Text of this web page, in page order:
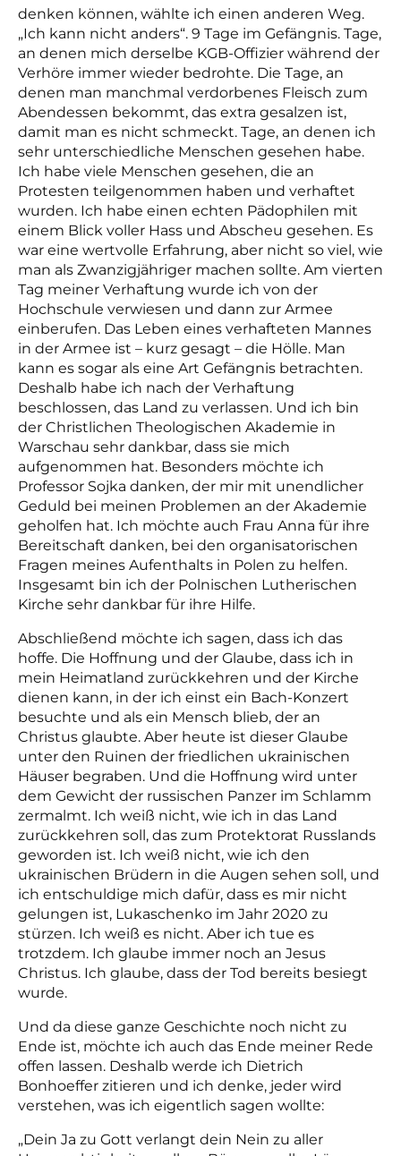
denken können, wählte ich einen anderen Weg.
„Ich kann nicht anders“. 9 Tage im Gefängnis. Tage,
an denen mich derselbe KGB-Offizier während der
Verhöre immer wieder bedrohte. Die Tage, an
denen man manchmal verdorbenes Fleisch zum
Abendessen bekommt, das extra gesalzen ist,
damit man es nicht schmeckt. Tage, an denen ich
sehr unterschiedliche Menschen gesehen habe.
Ich habe viele Menschen gesehen, die an
Protesten teilgenommen haben und verhaftet
wurden. Ich habe einen echten Pädophilen mit
einem Blick voller Hass und Abscheu gesehen. Es
war eine wertvolle Erfahrung, aber nicht so viel, wie
man als Zwanzigjähriger machen sollte. Am vierten
Tag meiner Verhaftung wurde ich von der
Hochschule verwiesen und dann zur Armee
einberufen. Das Leben eines verhafteten Mannes
in der Armee ist – kurz gesagt – die Hölle. Man
kann es sogar als eine Art Gefängnis betrachten.
Deshalb habe ich nach der Verhaftung
beschlossen, das Land zu verlassen. Und ich bin
der Christlichen Theologischen Akademie in
Warschau sehr dankbar, dass sie mich
aufgenommen hat. Besonders möchte ich
Professor Sojka danken, der mir mit unendlicher
Geduld bei meinen Problemen an der Akademie
geholfen hat. Ich möchte auch Frau Anna für ihre
Bereitschaft danken, bei den organisatorischen
Fragen meines Aufenthalts in Polen zu helfen.
Insgesamt bin ich der Polnischen Lutherischen
Kirche sehr dankbar für ihre Hilfe.
Abschließend möchte ich sagen, dass ich das
hoffe. Die Hoffnung und der Glaube, dass ich in
mein Heimatland zurückkehren und der Kirche
dienen kann, in der ich einst ein Bach-Konzert
besuchte und als ein Mensch blieb, der an
Christus glaubte. Aber heute ist dieser Glaube
unter den Ruinen der friedlichen ukrainischen
Häuser begraben. Und die Hoffnung wird unter
dem Gewicht der russischen Panzer im Schlamm
zermalmt. Ich weiß nicht, wie ich in das Land
zurückkehren soll, das zum Protektorat Russlands
geworden ist. Ich weiß nicht, wie ich den
ukrainischen Brüdern in die Augen sehen soll, und
ich entschuldige mich dafür, dass es mir nicht
gelungen ist, Lukaschenko im Jahr 2020 zu
stürzen. Ich weiß es nicht. Aber ich tue es
trotzdem. Ich glaube immer noch an Jesus
Christus. Ich glaube, dass der Tod bereits besiegt
wurde.
Und da diese ganze Geschichte noch nicht zu
Ende ist, möchte ich auch das Ende meiner Rede
offen lassen. Deshalb werde ich Dietrich
Bonhoeffer zitieren und ich denke, jeder wird
verstehen, was ich eigentlich sagen wollte:
„Dein Ja zu Gott verlangt dein Nein zu aller